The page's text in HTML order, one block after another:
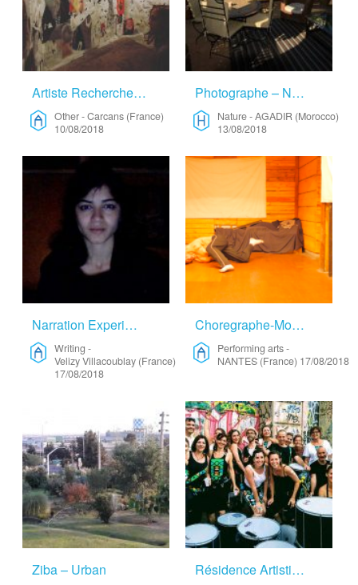
Artiste Recherche Lieu De Vie Au Calme Pour Créer Librement – Other
Other-Carcans (France)
10/08/2018
Photographe – Nature
Nature-AGADIR (Morocco)
13/08/2018
Narration Experimentale – Writing
Writing -
Velizy Villacoublay (France)
17/08/2018
Choregraphe-Mobilité, Corps, Territorialité – Performing Arts
Performing arts-
NANTES (France) 17/08/2018
Ziba – Urban Résidence Artistique Pour Percussions – Music